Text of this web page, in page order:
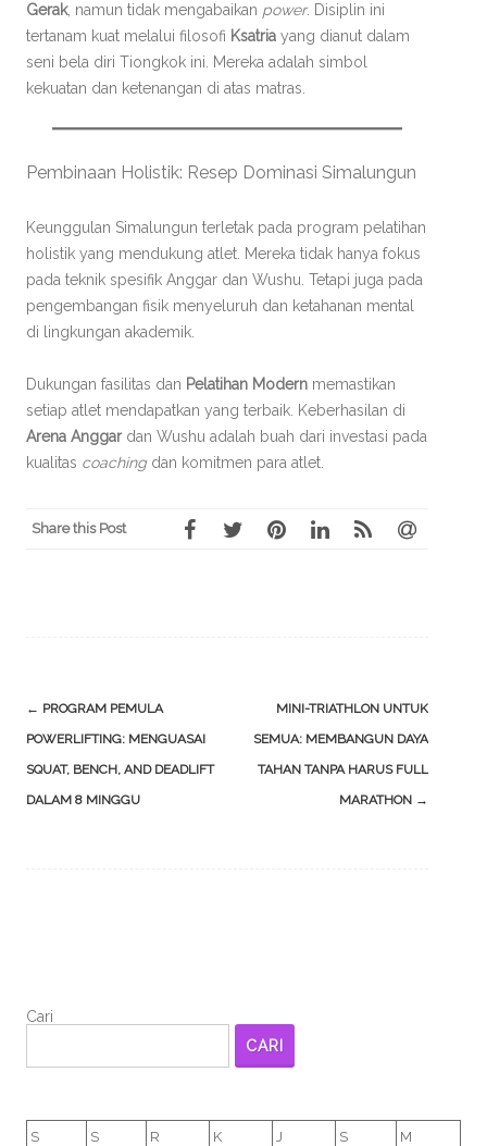
Gerak, namun tidak mengabaikan power. Disiplin ini
tertanam kuat melalui filosofi Ksatria yang dianut dalam
seni bela diri Tiongkok ini. Mereka adalah simbol
kekuatan dan ketenangan di atas matras.
Pembinaan Holistik: Resep Dominasi Simalungun
Keunggulan Simalungun terletak pada program pelatihan
holistik yang mendukung atlet. Mereka tidak hanya fokus
pada teknik spesifik Anggar dan Wushu. Tetapi juga pada
pengembangan fisik menyeluruh dan ketahanan mental
di lingkungan akademik.
Dukungan fasilitas dan Pelatihan Modern memastikan
setiap atlet mendapatkan yang terbaik. Keberhasilan di
Arena Anggardan Wushu adalah buah dari investasi pada
kualitas coachingdan komitmen para atlet.
Share this Post
Post
navigation
← PROGRAM PEMULA
POWERLIFTING: MENGUASAI
SQUAT, BENCH, AND DEADLIFT
DALAM 8 MINGGU
MINI-TRIATHLON UNTUK
SEMUA: MEMBANGUN DAYA
TAHAN TANPA HARUS FULL
MARATHON →
Cari
CARI
S S R K J S M